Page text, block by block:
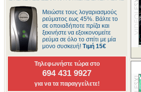
Μειώστε τους λογαριασμούς
ρεύματος εως 45%. Βάλτε το
σε οποιαδήποτε πρίζα και
ξεκινήστε να εξοικονομείτε
ρεύμα σε όλο το σπίτι με μία
μονο συσκευή! Τιμή 15€
Τηλεφωνήστε τώρα στο
694 431 9927
για να τα παραγγείλετε!